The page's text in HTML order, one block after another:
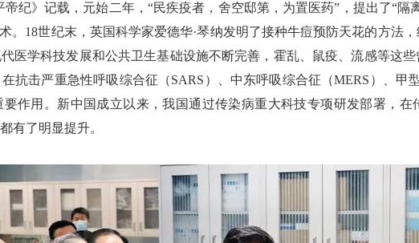
纪》记载，元始二年，“民疾疫者，舍空邸第，为置医药”，提出了“隔
。18世纪末，英国科学家爱德华·琴纳发明了接种牛痘预防天花的方法
医学科技发展和公共卫生基础设施不断完善，霍乱、鼠疫、流感等这
抗击严重急性呼吸综合征（SARS）、中东呼吸综合征（MERS）、甲
作用。新中国成立以来，我国通过传染病重大科技专项研发部署，
有了明显提升。